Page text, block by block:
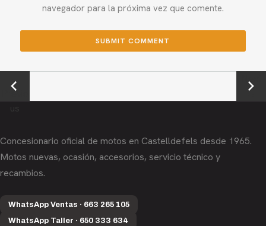
navegador para la próxima vez que comente.
←
Previo
Next
→
Concesionario oficial de motos en Castelldefels desde 1965.
Motos nuevas, ocasión, accesorios, servicio técnico y
recambios.
WhatsApp Ventas · 663 265 105
WhatsApp Taller · 650 333 634